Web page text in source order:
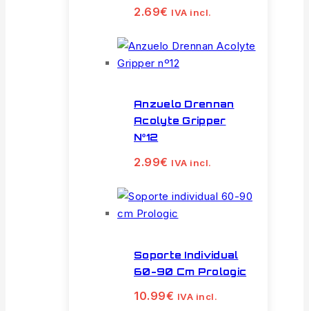
2.69€ IVA incl.
Anzuelo Drennan
Acolyte Gripper
Nº12
2.99€ IVA incl.
Soporte Individual
60-90 Cm Prologic
10.99€ IVA incl.